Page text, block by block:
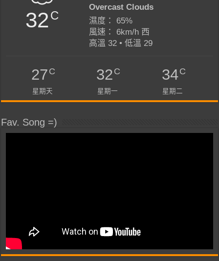
32C
Overcast Clouds
濕度： 65%
風速： 6km/h 西
高溫 32 • 低溫 29
27C
星期天
32C
星期一
34C
星期二
Fav. Song =)